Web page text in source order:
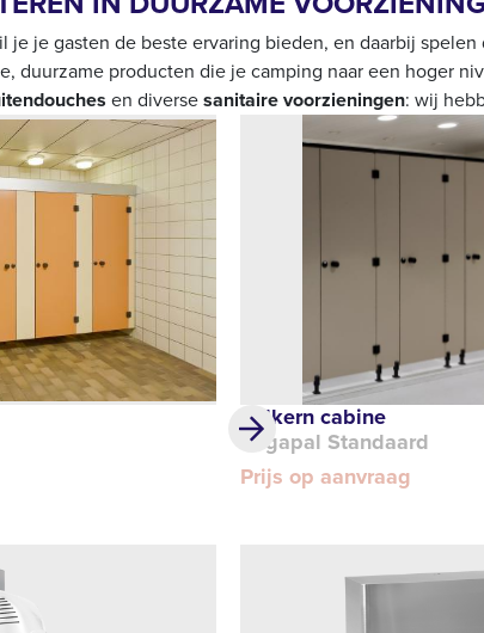
je je gasten de beste ervaring bieden, en daarbij
duurzame producten die je camping naar een hoger
en diversesanitaire voorzieningen: wij
Volkern cabine
Rogapal Standaard
Prijs op aanvraag